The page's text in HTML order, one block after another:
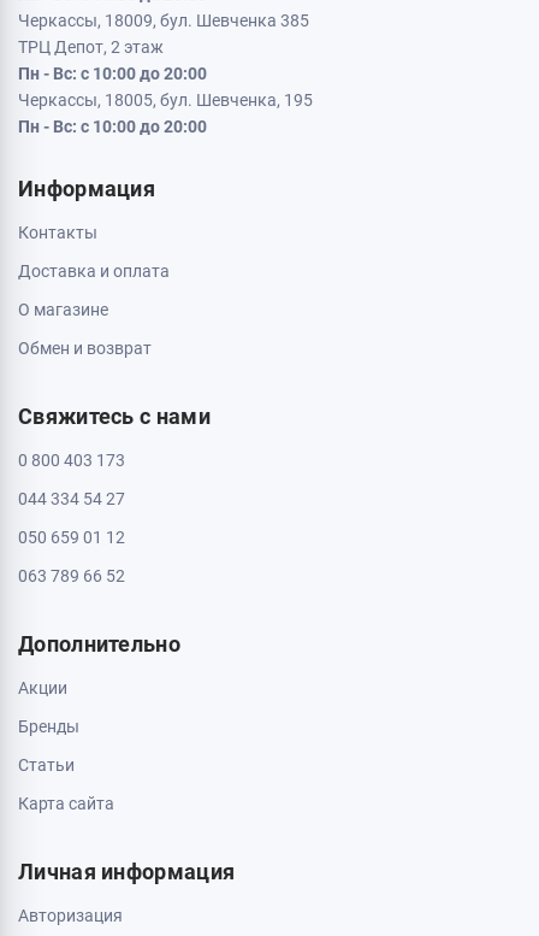
Кременчуг, 39600, ул. Соборная 9/16
Пн - Вс: с 10:00 до 20:00
Кривой Рог, 50000, проспект Металлургов 33
Кропивницкий, 25006, ул. Большая Перспективная 48
Полтава, 36000, ул. Небесной Сотни 2
Пн - Вс: с 10:00 до 20:00
ТРЦ Депот, 2 этаж
Черкассы, 18005, бул. Шевченка, 195
Информация
Контакты
Доставка и оплата
Обмен и возврат
Свяжитесь с нами
0 800 403 173
044 334 54 27
063 789 66 52